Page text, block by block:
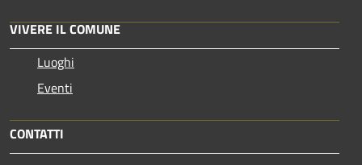
VIVERE IL COMUNE
Luoghi
Eventi
CONTATTI